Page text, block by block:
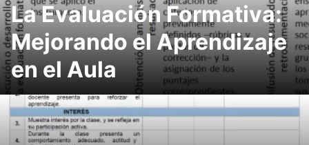
La Evaluación Formativa:
Mejorando el Aprendizaje
en el Aula